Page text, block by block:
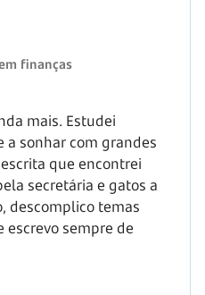
finanças
mais. Estudei
a sonhar com grandes
que encontrei
secretária e gatos a
descomplico temas
escrevo sempre de